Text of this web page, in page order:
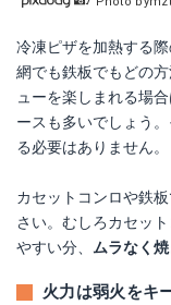
冷凍ピザを加熱する
網でも鉄板でもどの
ューを楽しまれる場
ースも多いでしょう
る必要はありません。
カセットコンロや鉄
さい。むしろカセッ
やすい分、 ムラなく
火力は弱火をキ